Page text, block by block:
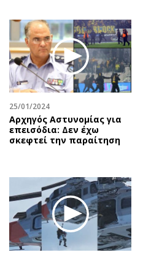
25/01/2024
Αρχηγός Αστυνομίας για
επεισόδια: Δεν έχω
σκεφτεί την παραίτηση